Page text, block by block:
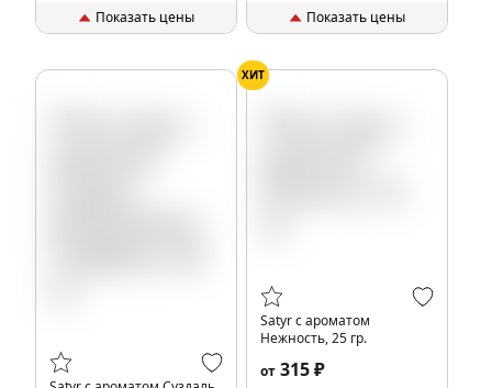
Показать цены Показать цены
ХИТ
Satyr с ароматом
Нежность, 25 гр.
от 315 ₽